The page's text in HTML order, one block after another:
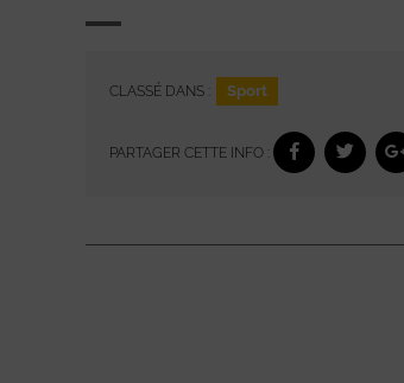
CLASSÉ DANS : Sport
PARTAGER CETTE INFO :